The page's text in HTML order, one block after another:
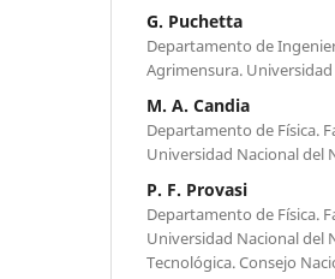
G. Puchetta
Departamento de
Agrimensura.
M. A. Candia
Departamento de Física.
Universidad Nacional del
P. F. Provasi
Departamento de Física.
Universidad Nacional
Tecnológica. Consejo